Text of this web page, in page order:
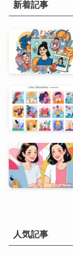
新着記事
人気記事